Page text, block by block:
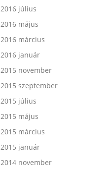
2016 július
2016 május
2016 március
2016 január
2015 november
2015 szeptember
2015 július
2015 május
2015 március
2015 január
2014 november